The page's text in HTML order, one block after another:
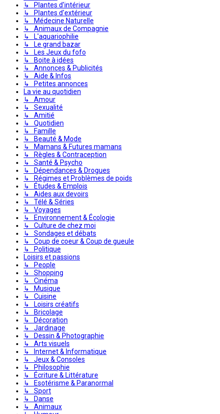
↳ Plantes d'intérieur
↳ Plantes d'extérieur
↳ Médecine Naturelle
↳ Animaux de Compagnie
↳ L'aquariophilie
↳ Le grand bazar
↳ Les Jeux du fofo
↳ Boite à idées
↳ Annonces & Publicités
↳ Aide & Infos
↳ Petites annonces
La vie au quotidien
↳ Amour
↳ Sexualité
↳ Amitié
↳ Quotidien
↳ Famille
↳ Beauté & Mode
↳ Mamans & Futures mamans
↳ Règles & Contraception
↳ Santé & Psycho
↳ Dépendances & Drogues
↳ Régimes et Problèmes de poids
↳ Études & Emplois
↳ Aides aux devoirs
↳ Télé & Séries
↳ Voyages
↳ Environnement & Écologie
↳ Culture de chez moi
↳ Sondages et débats
↳ Coup de coeur & Coup de gueule
↳ Politique
Loisirs et passions
↳ People
↳ Shopping
↳ Cinéma
↳ Musique
↳ Cuisine
↳ Loisirs créatifs
↳ Bricolage
↳ Décoration
↳ Jardinage
↳ Dessin & Photographie
↳ Arts visuels
↳ Internet & Informatique
↳ Jeux & Consoles
↳ Philosophie
↳ Écriture & Littérature
↳ Esotérisme & Paranormal
↳ Sport
↳ Danse
↳ Animaux